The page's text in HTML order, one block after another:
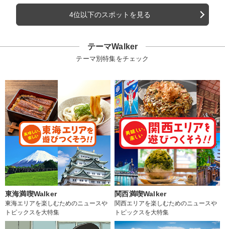
4位以下のスポットを見る
テーマWalker
テーマ別特集をチェック
東海満喫Walker
東海エリアを楽しむためのニュースや
トピックスを大特集
関西満喫Walker
関西エリアを楽しむためのニュースや
トピックスを大特集